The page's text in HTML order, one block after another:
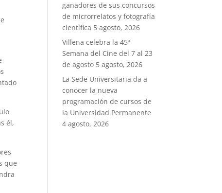
él,
que
ganadores de sus concursos
de microrrelatos y fotografía
científica 5 agosto, 2026
Villena celebra la 45ª
Semana del Cine del 7 al 23
de agosto 5 agosto, 2026
La Sede Universitaria da a
conocer la nueva
programación de cursos de
la Universidad Permanente
4 agosto, 2026